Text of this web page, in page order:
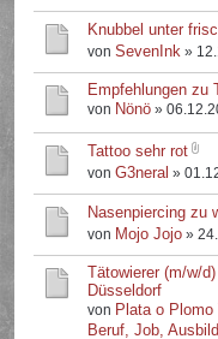
Knubbel unter
vonSevenInk »
Empfehlungen zu
von Nönö »
Tattoo sehr rot
vonG3neral »
Nasenpiercing zu
von Mojo Jojo »
Tätowierer (m/w/
Düsseldorf
von Plata o Plomo
Beruf, Job,